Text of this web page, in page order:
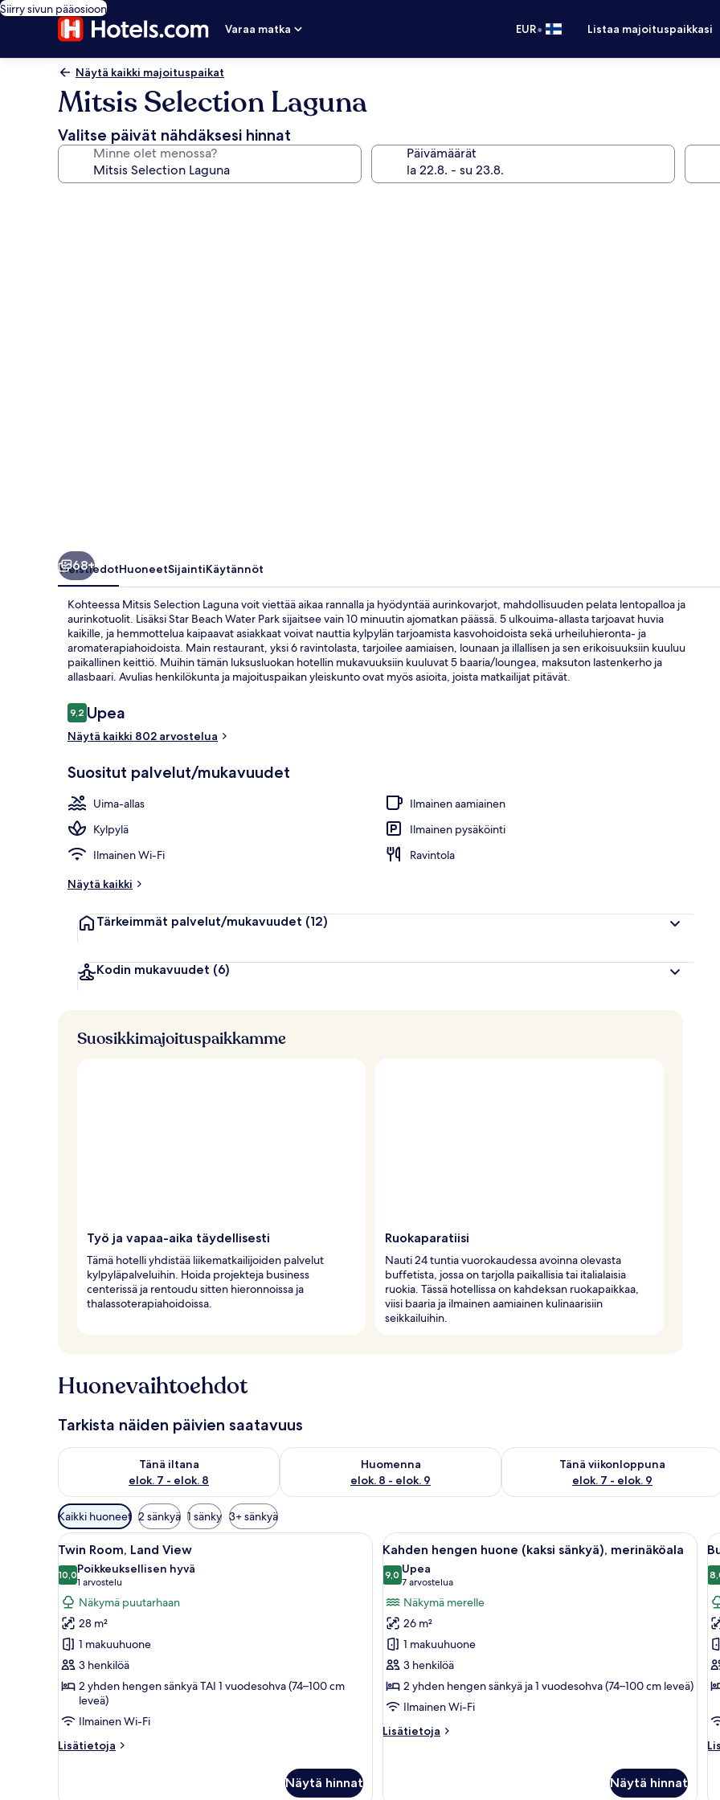
Siirry sivun pääosioon
Varaa matka
EUR• Listaa majoituspaikkasi
Näytä kaikki majoituspaikat
Mitsis Selection Laguna
Valitse päivät nähdäksesi hinnat
Minne olet menossa? Päivämäärät
68+
YleistiedotHuoneetSijaintiKäytännöt
Kohteessa Mitsis Selection Laguna voit viettää aikaa rannalla ja hyödyntää aurinkovarjot, mahdollisuuden pelata lentopalloa ja
aurinkotuolit. Lisäksi Star Beach Water Park sijaitsee vain 10 minuutin ajomatkan päässä. 5 ulkouima-allasta tarjoavat huvia
kaikille, ja hemmottelua kaipaavat asiakkaat voivat nauttia kylpylän tarjoamista kasvohoidoista sekä urheiluhieronta- ja
aromaterapiahoidoista. Main restaurant, yksi 6 ravintolasta, tarjoilee aamiaisen, lounaan ja illallisen ja sen erikoisuuksiin kuuluu
paikallinen keittiö. Muihin tämän luksusluokan hotellin mukavuuksiin kuuluvat 5 baaria/loungea, maksuton lastenkerho ja
allasbaari. Avulias henkilökunta ja majoituspaikan yleiskunto ovat myös asioita, joista matkailijat pitävät.
Arvostelut
9,29,2 kautta 10.
Upea
Näytä kaikki 802 arvostelua
Suositut palvelut/mukavuudet
Uima-allas
Ilmainen aamiainen
Kylpylä
Ilmainen pysäköinti
Ilmainen Wi-Fi
Ravintola
Näytä kaikki
Tärkeimmät palvelut/mukavuudet (12)
Kodin mukavuudet (6)
Suosikkimajoituspaikkamme
Työ ja vapaa-aika täydellisesti
Tämä hotelli yhdistää liikematkailijoiden palvelut
kylpyläpalveluihin. Hoida projekteja business
centerissä ja rentoudu sitten hieronnoissa ja
thalassoterapiahoidoissa.
Ruokaparatiisi
Nauti 24 tuntia vuorokaudessa avoinna olevasta
buffetista, jossa on tarjolla paikallisia tai italialaisia
ruokia. Tässä hotellissa on kahdeksan ruokapaikkaa,
viisi baaria ja ilmainen aamiainen kulinaarisiin
seikkailuihin.
Huonevaihtoehdot
Tarkista näiden päivien saatavuus
Tänä iltana
elok. 7 - elok. 8
Tarkista tämän illan saatavuus elok. 7 - elok. 8
Huomenna
elok. 8 - elok. 9
Tarkista huomisen saatavuus elok. 8 - elok. 9
Tänä viikonloppuna
elok. 7 - elok. 9
Tarkista tämän viikonlopun saatavuus
Huoneille
saatavilla
olevia
suodattimia
Kaikki huoneet 2 sänkyä 1 sänky 3+ sänkyä
Avaa
kaikki
huonetyypin
Twin
Room,
Land
View
kuvat
Sängyssä on napitettu pääty, kaksi tyynyä sekä kaksi yöpöytää, joissa on lamput.
4
Twin Room, Land View
10,010,0 kautta 10
Poikkeuksellisen hyvä
1 arvostelu
(1
arvostelu)
Näkymä puutarhaan
28 m²
1 makuuhuone
3 henkilöä
2 yhden hengen sänkyä TAI 1 vuodesohva (74–100 cm
leveä)
Ilmainen Wi-Fi
Lisätietoja
Lisätietoja
Näytä hinnat
Avaa
kaikki
huonetyypin
Kahden
hengen
huone
(kaksi
sänkyä),
merinäköala
kuvat
Makuuhuoneessa on suuri sänky,
4
Kahden hengen huone (kaksi sänkyä), merinäköala
9,09,0 kautta 10
Upea
7 arvostelua
(7
arvostelua)
Näkymä merelle
26 m²
1 makuuhuone
3 henkilöä
2 yhden hengen sänkyä ja 1 vuodesohva (74–100 cm leveä)
Ilmainen Wi-Fi
Lisätietoja
Lisätietoja
Näytä hinnat